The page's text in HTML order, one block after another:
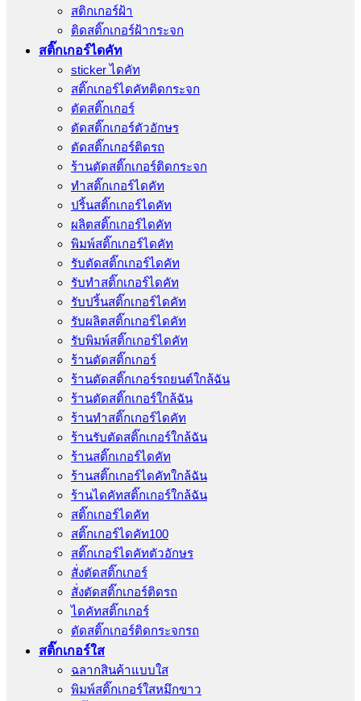
สติกเกอร์ฝ้า
ติดสติ๊กเกอร์ฝ้ากระจก
สติ๊กเกอร์ไดคัท
sticker ไดคัท
สติ๊กเกอร์ไดคัทติดกระจก
ตัดสติ๊กเกอร์
ตัดสติ๊กเกอร์ตัวอักษร
ตัดสติ๊กเกอร์ติดรถ
ร้านตัดสติ๊กเกอร์ติดกระจก
ทำสติ๊กเกอร์ไดคัท
ปริ้นสติ๊กเกอร์ไดคัท
ผลิตสติ๊กเกอร์ไดคัท
พิมพ์สติ๊กเกอร์ไดคัท
รับตัดสติ๊กเกอร์ไดคัท
รับทําสติ๊กเกอร์ไดคัท
รับปริ้นสติ๊กเกอร์ไดคัท
รับผลิตสติ๊กเกอร์ไดคัท
รับพิมพ์สติ๊กเกอร์ไดคัท
ร้านตัดสติ๊กเกอร์
ร้านตัดสติ๊กเกอร์รถยนต์ใกล้ฉัน
ร้านตัดสติ๊กเกอร์ใกล้ฉัน
ร้านทําสติ๊กเกอร์ไดคัท
ร้านรับตัดสติ๊กเกอร์ใกล้ฉัน
ร้านสติ๊กเกอร์ไดคัท
ร้านสติ๊กเกอร์ไดคัทใกล้ฉัน
ร้านไดคัทสติ๊กเกอร์ใกล้ฉัน
สติ๊กเกอร์ไดคัท
สติ๊กเกอร์ไดคัท100
สติ๊กเกอร์ไดคัทตัวอักษร
สั่งตัดสติ๊กเกอร์
สั่งตัดสติ๊กเกอร์ติดรถ
ไดคัทสติ๊กเกอร์
ตัดสติ๊กเกอร์ติดกระจกรถ
สติ๊กเกอร์ใส
ฉลากสินค้าแบบใส
พิมพ์สติ๊กเกอร์ใสหมึกขาว